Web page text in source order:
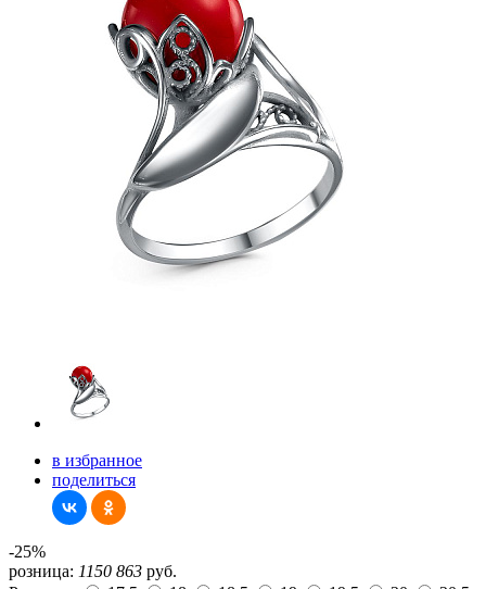
в избранное
поделиться
-25%
розница: 1150 863 руб.